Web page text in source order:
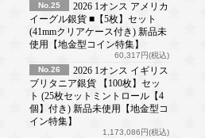
No.25
2026 1オンス アメリカ
イーグル銀貨 ■【5枚】セット
(41mmクリアケース付き) 新品未
使用【地金型コイン特集】
60,317円(税込)
No.26
2026 1オンス イギリス
ブリタニア銀貨 【100枚】セッ
ト (25枚セットミントロール【4
個】付き) 新品未使用【地金型コ
イン特集】
1,173,086円(税込)